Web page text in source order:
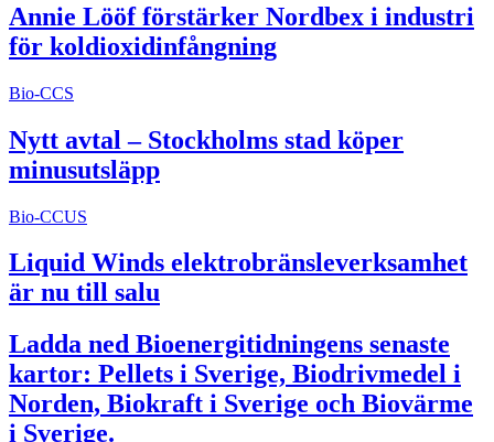
Annie Lööf förstärker Nordbex i industri
för koldioxidinfångning
Bio-CCS
Nytt avtal – Stockholms stad köper
minusutsläpp
Bio-CCUS
Liquid Winds elektrobränsleverksamhet
är nu till salu
Ladda ned Bioenergitidningens senaste
kartor: Pellets i Sverige, Biodrivmedel i
Norden, Biokraft i Sverige och Biovärme
i Sverige.